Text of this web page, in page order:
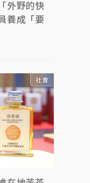
外野的快
養成「要
社會